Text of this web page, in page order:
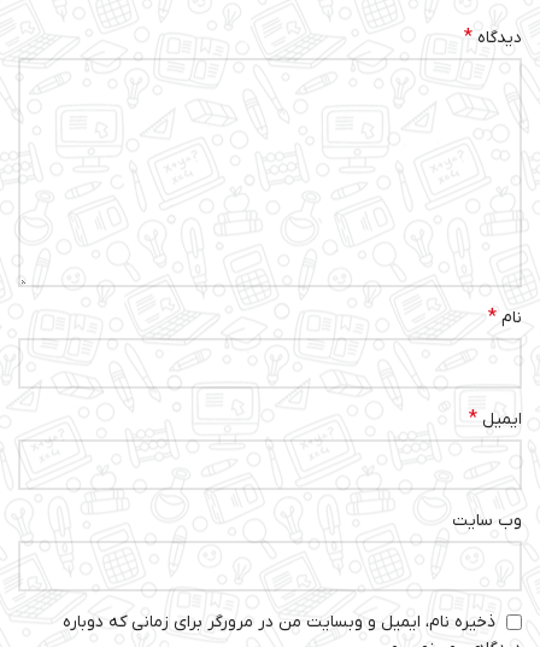
دیدگاه *
نام *
ایمیل *
وب‌ سایت
ذخیره نام، ایمیل و وبسایت من در مرورگر برای زمانی که دوباره